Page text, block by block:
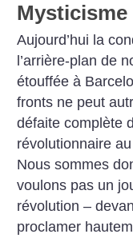
Mysticisme
Aujourd’hui la
l’arrière-plan de
étouffée à
fronts ne peut
défaite complète
révolutionnaire
Nous sommes
voulons pas un
révolution –
proclamer